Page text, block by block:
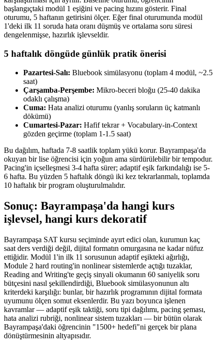
başlangıçtaki modül 1 eşiğini ve pacing hızını gösterir. Final
oturumu, 5 haftanın getirisini ölçer. Eğer final oturumunda modül
1'deki ilk 11 soruda hata oranı düşmüş ve ortalama soru süresi
dengelenmişse, hazırlık işlevseldir.
5 haftalık döngüde günlük pratik önerisi
Pazartesi-Salı: Bluebook simülasyonu (toplam 4 modül, ~2.5
saat)
Çarşamba-Perşembe: Mikro-beceri bloğu (25-40 dakika
odaklı çalışma)
Cuma: Hata analizi oturumu (yanlış soruların üç katmanlı
dökümü)
Cumartesi-Pazar: Hafif tekrar + Vocabulary-in-Context
gözden geçirme (toplam 1-1.5 saat)
Bu dağılım, haftada 7-8 saatlik toplam yükü korur. Bayrampaşa'da
okuyan bir lise öğrencisi için yoğun ama sürdürülebilir bir tempodur.
Pacing'in içselleşmesi 3-4 hafta sürer; adaptif eşik farkındalığı ise 5-
6 hafta. Bu yüzden 5 haftalık döngü iki kez tekrarlanmalı, toplamda
10 haftalık bir program oluşturulmalıdır.
Sonuç: Bayrampaşa'da hangi kurs
işlevsel, hangi kurs dekoratif
Bayrampaşa SAT kursu seçiminde ayırt edici olan, kurumun kaç
saat ders verdiği değil, dijital formatın omurgasına ne kadar nüfuz
ettiğidir. Modül 1'in ilk 11 sorusunun adaptif eşikteki ağırlığı,
Module 2 hard routing'in nonlinear sistemlerde açtığı tuzaklar,
Reading and Writing'te geçiş sinyali okumanın 60 saniyelik soru
bütçesini nasıl şekillendirdiği, Bluebook simülasyonunun altı
kriterdeki karşılığı: bunlar, bir hazırlık programının dijital formata
uyumunu ölçen somut eksenlerdir. Bu yazı boyunca işlenen
kavramlar — adaptif eşik taktiği, soru tipi dağılımı, pacing şeması,
hata analizi rubriği, nonlinear sistem tuzakları — bir bütün olarak
Bayrampaşa'daki öğrencinin "1500+ hedefi"ni gerçek bir plana
dönüştürmesinin altyapısıdır.